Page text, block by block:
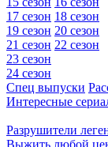
17 сезон 18 сезон
19 сезон 20 сезон
21 сезон 22 сезон
23 сезон
24 сезон
Спец выпуски
Интересные
Разрушители
Выжить любой